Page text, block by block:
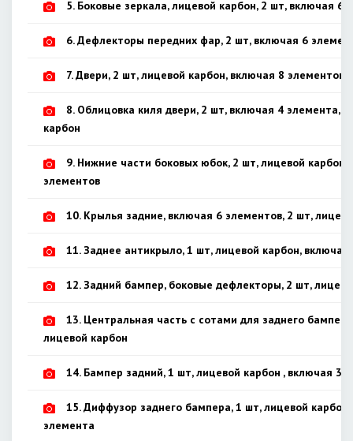
5. Боковые зеркала, лицевой карбон, 2 шт, включая 6
6. Дефлекторы передних фар, 2 шт, включая 6
7. Двери, 2 шт, лицевой карбон, включая 8 элементов
8. Облицовка киля двери, 2 шт, включая 4 элемента,
карбон
9. Нижние части боковых юбок, 2 шт, лицевой карбон,
элементов
10. Крылья задние, включая 6 элементов, 2 шт,
11. Заднее антикрыло, 1 шт, лицевой карбон,
12. Задний бампер, боковые дефлекторы, 2 шт,
13. Центральная часть с сотами для заднего
лицевой карбон
14. Бампер задний, 1 шт, лицевой карбон , включая 3
15. Диффузор заднего бампера, 1 шт, лицевой
элемента